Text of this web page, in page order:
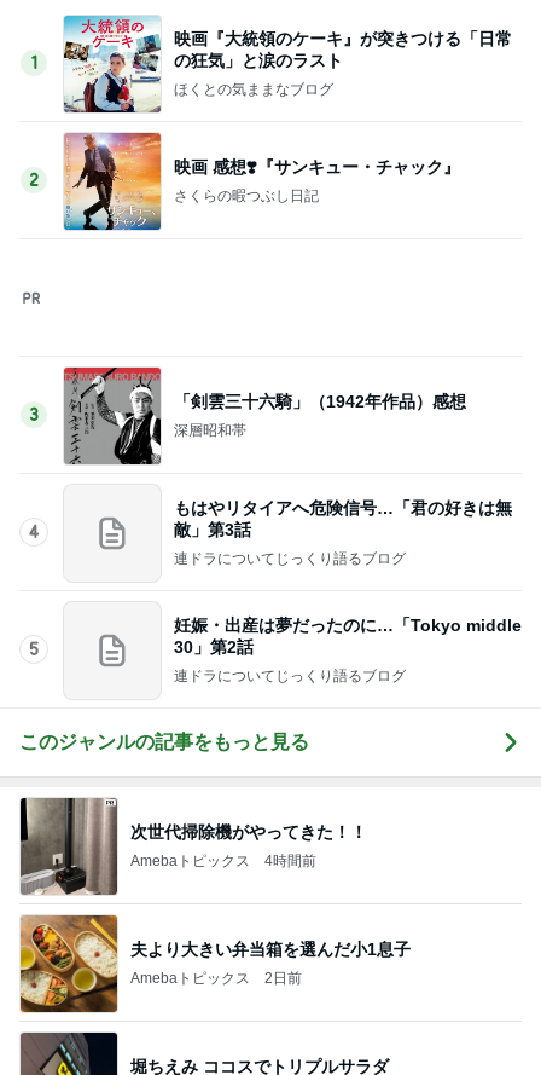
4
もはやリタイアへ危険信号…「君の好きは無
敵」第3話
連ドラについてじっくり語るブログ
5
妊娠・出産は夢だったのに…「Tokyo middle
30」第2話
連ドラについてじっくり語るブログ
次世代掃除機がやってきた！！
Amebaトピックス 4時間前
夫より大きい弁当箱を選んだ小1息子
Amebaトピックス 2日前
堀ちえみ ココスでトリプルサラダ
Amebaトピックス 1日前
Amebaトピックス 1日前
團十郎 これから泳ぐ朝の時間
Amebaトピックス 1日前